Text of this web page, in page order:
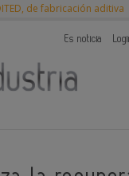
de fabricación aditiva
Es noticia